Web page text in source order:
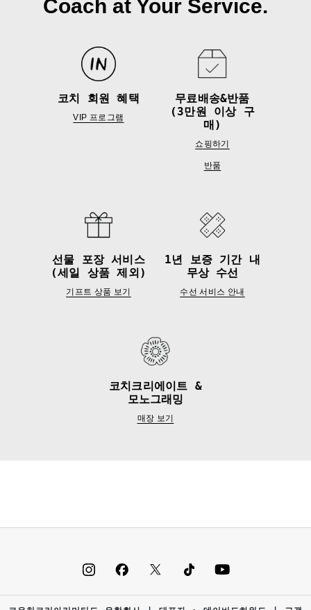
Coach at Your Service.
코치 회원 혜택
VIP 프로그램
무료배송&반품
(3만원 이상 구
매)
쇼핑하기
반품
선물 포장 서비스
(세일 상품 제외)
기프트 상품 보기
1년 보증 기간 내
무상 수선
수선 서비스 안내
코치크리에이트 &
모노그래밍
매장 보기